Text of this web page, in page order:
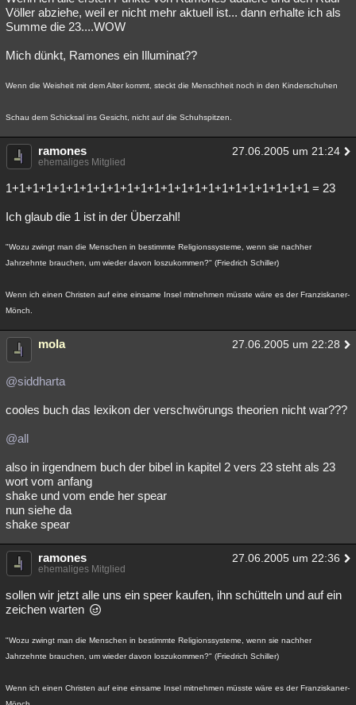
Völler abziehe, weil er nicht mehr aktuell ist... dann erhalte ich als
Summe die 23....WOW
Mich dünkt, Ramones ein Illuminat??
Wenn die Weisheit mit dem Alter kommt, steckt die Menschheit noch in den Kinderschuhen
Schau dem Schicksal ins Gesicht, nicht auf die Schuhspitzen.
ramones 27.06.2005 um 21:24
ehemaliges Mitglied
1+1+1+1+1+1+1+1+1+1+1+1+1+1+1+1+1+1+1+1+1+1+1 = 23
Ich glaub die 1 ist in der Überzahl!
"Wozu zwingt man die Menschen in bestimmte Religionssysteme, wenn sie nachher
Jahrzehnte brauchen, um wieder davon loszukommen?" (Friedrich Schiller)
Wenn ich einen Christen auf eine einsame Insel mitnehmen müsste wäre es der Franziskaner-
Mönch.
mola 27.06.2005 um 22:28
@siddharta
cooles buch das lexikon der verschwörungs theorien nicht war???
@all
also in irgendnem buch der bibel in kapitel 2 vers 23 steht als 23
wort vom anfang
shake und vom ende her spear
nun siehe da
shake spear
ramones 27.06.2005 um 22:36
ehemaliges Mitglied
sollen wir jetzt alle uns ein speer kaufen, ihn schütteln und auf ein
zeichen warten
"Wozu zwingt man die Menschen in bestimmte Religionssysteme, wenn sie nachher
Jahrzehnte brauchen, um wieder davon loszukommen?" (Friedrich Schiller)
Wenn ich einen Christen auf eine einsame Insel mitnehmen müsste wäre es der Franziskaner-